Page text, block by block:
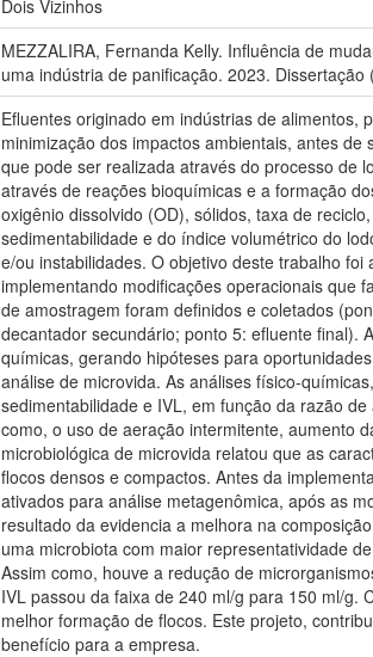
Dois Vizinhos
MEZZALIRA, Fernanda Kelly. Influência de
uma indústria de panificação. 2023.
Efluentes originado em indústrias de alimentos,
minimização dos impactos ambientais, antes
que pode ser realizada através do processo de
através de reações bioquímicas e a formação
oxigênio dissolvido (OD), sólidos, taxa de
sedimentabilidade e do índice volumétrico do
e/ou instabilidades. O objetivo deste trabalho
implementando modificações operacionais que
de amostragem foram definidos e coletados
decantador secundário; ponto 5: efluente final).
químicas, gerando hipóteses para
análise de microvida. As análises físico-
sedimentabilidade e IVL, em função da razão
como, o uso de aeração intermitente, aumento
microbiológica de microvida relatou que as
flocos densos e compactos. Antes da
ativados para análise metagenômica, após as
resultado da evidencia a melhora na
uma microbiota com maior representatividade
Assim como, houve a redução de
IVL passou da faixa de 240 ml/g para 150 ml/g.
melhor formação de flocos. Este projeto,
benefício para a empresa.